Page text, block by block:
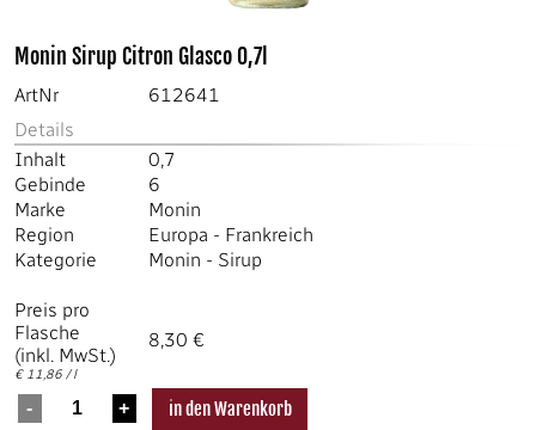
Monin Sirup Citron Glasco 0,7l
ArtNr
612641
Details
Inhalt
0,7
Gebinde
6
Marke
Monin
Region
Europa - Frankreich
Kategorie
Monin - Sirup
Preis pro
Flasche
(inkl. MwSt.)
€ 11,86 / l
8,30 €